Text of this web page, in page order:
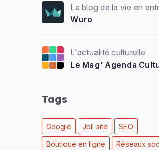
Le blog de la vie en
Wuro
L'actualité culturelle
Le Mag' Agenda
Tags
Google Joli site SEO
Boutique en ligne Réseaux